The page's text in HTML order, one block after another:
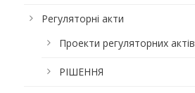
Регуляторні акти
Проекти регуляторних актів
РІШЕННЯ